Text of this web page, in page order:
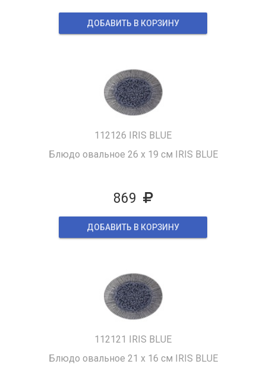
ДОБАВИТЬ В КОРЗИНУ
112126 IRIS BLUE
Блюдо овальное 26 х 19 см IRIS BLUE
869
ДОБАВИТЬ В КОРЗИНУ
112121 IRIS BLUE
Блюдо овальное 21 х 16 см IRIS BLUE